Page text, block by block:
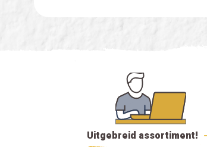
Uitgebreid assortiment!